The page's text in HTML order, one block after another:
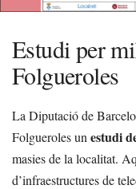
Estudi per
Folgueroles
La Diputació de
Folgueroles un estudi
masies de la localitat.
d’infraestructures de